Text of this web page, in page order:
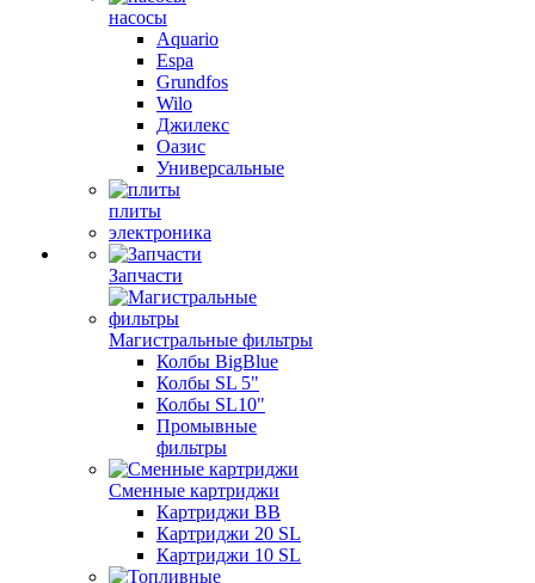
насосы
Aquario
Espa
Grundfos
Wilo
Джилекс
Оазис
Универсальные
плиты
электроника
Запчасти
Магистральные фильтры
Колбы BigBlue
Колбы SL 5"
Колбы SL10"
Промывные
фильтры
Сменные картриджи
Картриджи BB
Картриджи 20 SL
Картриджи 10 SL